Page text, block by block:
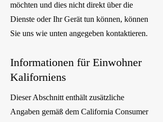
möchten und dies nicht direkt über die
Dienste oder Ihr Gerät tun können, können
Sie uns wie unten angegeben kontaktieren.
Informationen für Einwohner
Kaliforniens
Dieser Abschnitt enthält zusätzliche
Angaben gemäß dem California Consumer